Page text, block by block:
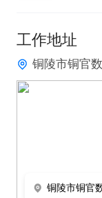
工作地址
铜陵市铜官
铜陵市铜官